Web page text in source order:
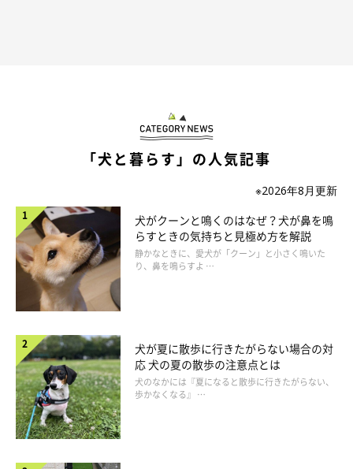
に遺伝的にかかりやすいとされています。アレルギーを引き起こ
すアレルゲンとなるのは食物や花粉など身近なものも多いので、
かゆみが出ているようなら早めに獣医師に相談のうえ、原因を特
また、柴は遺伝的に「緑内障」にもかかりやすいです。「緑内
障」とは眼球の内側から強い圧力がかかり、激しい痛みを伴うう
え、発症してから短時間で失明するといわれています。定期的に
眼圧検査を行うなどして早期発見に努めましょう。
「犬と暮らす」の人気記事
※2026年8月更新
犬がクーンと鳴くのはなぜ？犬が鼻を鳴
らすときの気持ちと見極め方を解説
静かなときに、愛犬が「クーン」と小さく鳴いた
り、鼻を鳴らすよ …
犬が夏に散歩に行きたがらない場合の対
応 犬の夏の散歩の注意点とは
犬のなかには『夏になると散歩に行きたがらない、
歩かなくなる』 …